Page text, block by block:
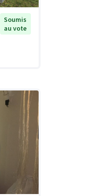
Soumis
au vote